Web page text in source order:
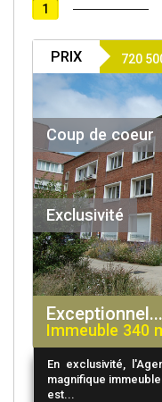
1
PRIX 720
Exclusivité
Coup de coeur
Exceptionnel...
Immeuble 340
En exclusivité,
magnifique
est...